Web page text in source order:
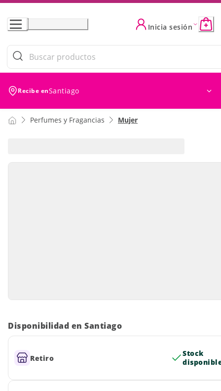
Skip
Content
Inicia sesión
Recibe enSantiago
Perfumes y Fragancias Mujer
Disponibilidad en Santiago
Retiro
Stock